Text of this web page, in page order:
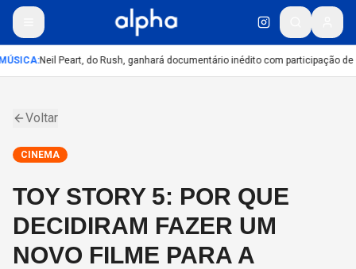
:Neil Peart, do Rush, ganhará documentário inédito com participação de
Voltar
CINEMA
TOY STORY 5: POR QUE
DECIDIRAM FAZER UM
NOVO FILME PARA A